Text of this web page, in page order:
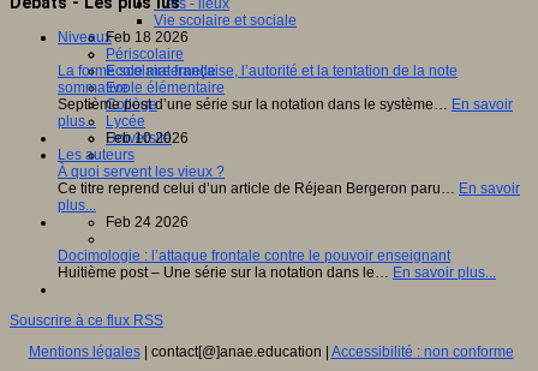
Tiers - lieux
Vie scolaire et sociale
Niveaux
Périscolaire
Ecole maternelle
Ecole élémentaire
Collège
Lycée
Université
Les auteurs
Feb 18 2026
La forme scolaire française, l’autorité et la tentation de la note
sommative
Septième post d’une série sur la notation dans le système… En savoir
plus...
Feb 10 2026
À quoi servent les vieux ?
Ce titre reprend celui d’un article de Réjean Bergeron paru… En savoir
plus...
Feb 24 2026
Docimologie : l’attaque frontale contre le pouvoir enseignant
Huitième post – Une série sur la notation dans le… En savoir plus...
Souscrire à ce flux RSS
Mentions légales| contact[@]anae.education | Accessibilité : non conforme